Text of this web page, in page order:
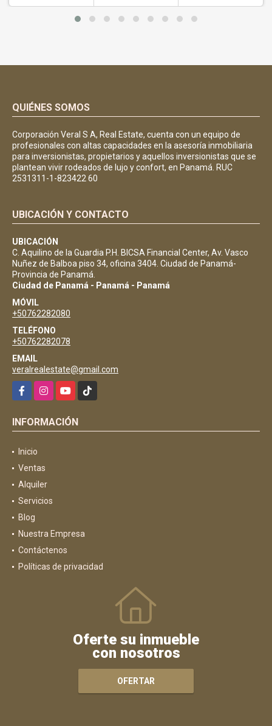
QUIÉNES SOMOS
Corporación Veral S A, Real Estate, cuenta con un equipo de
profesionales con altas capacidades en la asesoría inmobiliaria
para inversionistas, propietarios y aquellos inversionistas que se
plantean vivir rodeados de lujo y confort, en Panamá. RUC
2531311-1-823422 60
UBICACIÓN
C. Aquilino de la Guardia P.H. BICSA Financial Center, Av. Vasco
Nuñez de Balboa piso 34, oficina 3404. Ciudad de Panamá-
Provincia de Panamá.
Ciudad de Panamá - Panamá - Panamá
MÓVIL
+50762282080
TELÉFONO
+50762282078
EMAIL
veralrealestate@gmail.com
FacebookInstagramYouTube
TikTok
Inicio
Ventas
Alquiler
Servicios
Blog
Nuestra Empresa
Contáctenos
Oferte su inmueble
con nosotros
OFERTAR